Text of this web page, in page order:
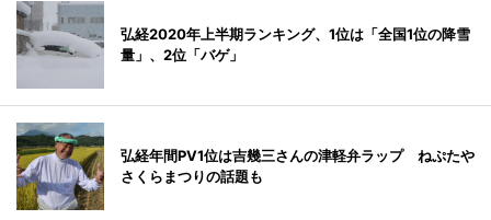
弘経2020年上半期ランキング、1位は「全国1位の降雪
量」、2位「バゲ」
弘経年間PV1位は吉幾三さんの津軽弁ラップ ねぷたや
さくらまつりの話題も